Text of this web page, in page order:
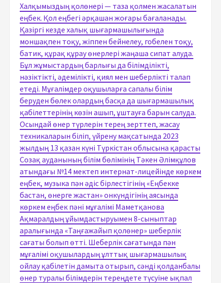
Халқымыздың қолөнері — таза қолмен жасалатын
еңбек. Қол еңбегі әрқашан жоғары бағаланады.
Қазіргі кезде халық шығармашылығында
моншақпен тоқу, жіппен бейнелеу, гобелен тоқу,
батик, құрақ құрау өнерлері жаңаша сипат алуда.
Бұл жұмыстардың барлығы да білімділікті,
нәзіктікті, әдемілікті, қиял мен шеберлікті талап
етеді. Мұғалімдер оқушыларға сапалы білім
беруден бөлек олардың басқа да шығармашылық
қабілеттерінің көзін ашып, ұштауға барын салуда.
Осындай өнер түрлерін терең зерттеп, жасау
техникаларын біліп, үйрену мақсатында 2023
жылдың 13 қазан күні Түркістан облысына қарасты
Созақ ауданының білім бөлімінің Тәкен Әлімқұлов
атындағы №14 мектеп интернат-лицейінде көркем
еңбек, музыка пән әдіс бірлестігінің «Еңбекке
бастан, өнерге жастан» онкүндігінің аясында
көркем еңбек пәні мұғалімі Маметқанова
Ақмаралдың ұйымдастыруымен 8-сыныптар
аралығында «Таңғажайып қолөнер» шеберлік
сағаты болып өтті. Шеберлік сағатында пән
мұғалімі оқушылардың ұлттық шығармашылық
ойлау қабілетін дамыта отырып, сәнді қолданбалы
өнер туралы білімдерін тереңдете түсуіне ықпал